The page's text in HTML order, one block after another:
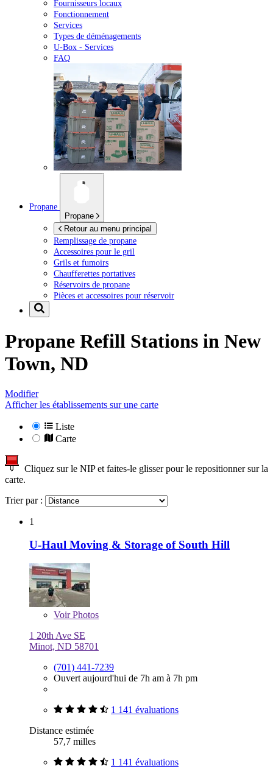
Fournisseurs locaux
Fonctionnement
Services
Types de déménagements
U-Box - Services
FAQ
Propane
Propane
Retour au menu principal
Remplissage de propane
Accessoires pour le gril
Grils et fumoirs
Chaufferettes portatives
Réservoirs de propane
Pièces et accessoires pour réservoir
Propane Refill Stations in New
Town, ND
Modifier
Afficher les établissements sur une carte
Liste
Carte
Cliquez sur le NIP et faites-le glisser pour le repositionner sur la
carte.
Trier par :
1
U-Haul Moving & Storage of South Hill
VoirPhotos
1 20th Ave SE
Minot, ND 58701
(701) 441-7239
Ouvert aujourd'hui de 7h am à 7h pm
1 141 évaluations
Distance estimée
57,7 milles
1 141 évaluations